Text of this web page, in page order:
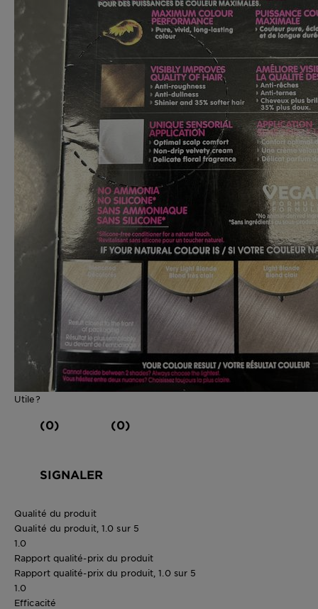
Utile?
(0) (0)
SIGNALER
Qualité du produit
Qualité du produit, 1.0 sur 5
1.0
Rapport qualité-prix du produit
Rapport qualité-prix du produit, 1.0 sur 5
1.0
Efficacité